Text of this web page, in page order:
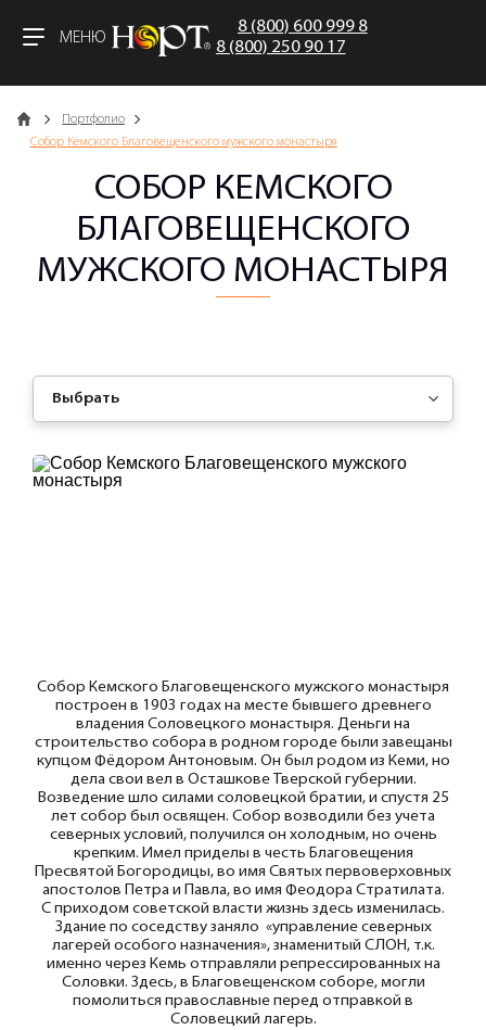
МЕНЮ
8 (800) 600 999 8
8 (800) 250 90 17
Главная
Портфолио
Собор Кемского Благовещенского мужского монастыря
СОБОР КЕМСКОГО
БЛАГОВЕЩЕНСКОГО
МУЖСКОГО МОНАСТЫРЯ
Выбрать
Собор Кемского Благовещенского мужского монастыря
построен в 1903 годах на месте бывшего древнего
владения Соловецкого монастыря. Деньги на
строительство собора в родном городе были завещаны
купцом Фёдором Антоновым. Он был родом из Кеми, но
дела свои вел в Осташкове Тверской губернии.
Возведение шло силами соловецкой братии, и спустя 25
лет собор был освящен. Собор возводили без учета
северных условий, получился он холодным, но очень
крепким. Имел приделы в честь Благовещения
Пресвятой Богородицы, во имя Святых первоверховных
апостолов Петра и Павла, во имя Феодора Стратилата.
С приходом советской власти жизнь здесь изменилась.
Здание по соседству заняло «управление северных
лагерей особого назначения», знаменитый СЛОН, т.к.
именно через Кемь отправляли репрессированных на
Соловки. Здесь, в Благовещенском соборе, могли
помолиться православные перед отправкой в
Соловецкий лагерь.